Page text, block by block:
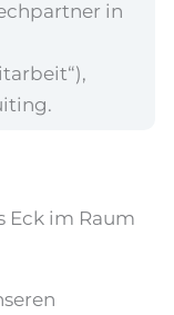
in
Eck im Raum